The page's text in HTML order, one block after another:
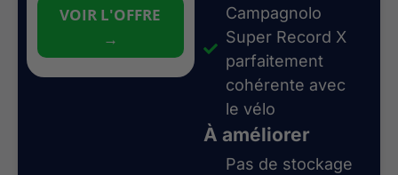
VOIR L'OFFRE
→
Campagnolo
Super Record X
parfaitement
cohérente avec
le vélo
À améliorer
Pas de stockage